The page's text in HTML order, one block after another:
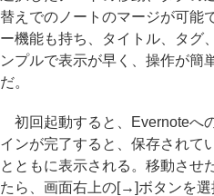
替えでのノートのマージが可能
ー機能も持ち、タイトル、タグ
ンプルで表示が早く、操作が簡
だ。
初回起動すると、Evernoteへ
インが完了すると、保存されて
とともに表示される。移動させ
たら、画面右上の[→]ボタンを